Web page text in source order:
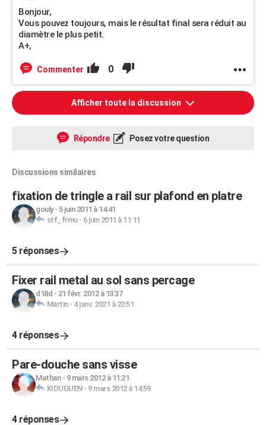
Bonjour,
Vous pouvez toujours, mais le résultat final sera réduit au
diamètre le plus petit.
A+,
Commenter 0
Afficher toute la discussion
Répondre Posez votre question
Discussions similaires
fixation de tringle a rail sur plafond en platre
gouly- 5 juin 2011 à 14:41
stf_frmu- 6 juin 2011 à 11:11
5 réponses
Fixer rail metal au sol sans percage
d18d - 21 févr. 2012 à 13:37
Martin- 4 janv. 2021 à 22:51
4 réponses
Pare-douche sans visse
Mathan- 9 mars 2012 à 11:21
KIDUGUEN- 9 mars 2012 à 14:59
4 réponses